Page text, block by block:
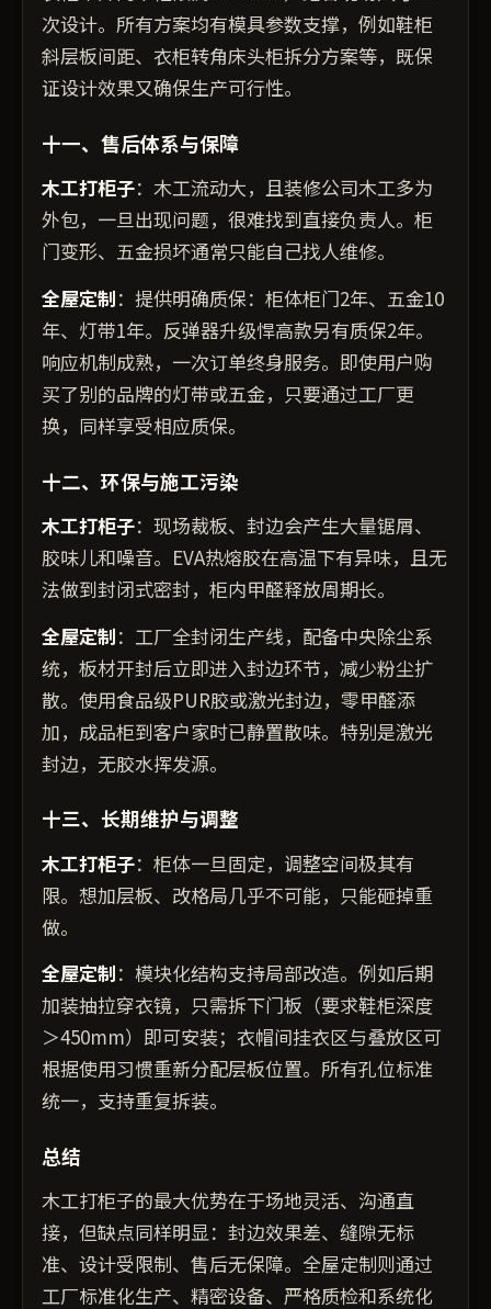
次设计。所有方案均有模具参数支撑，例如鞋柜
斜层板间距、衣柜转角床头柜拆分方案等，既保
证设计效果又确保生产可行性。
十一、售后体系与保障
木工打柜子：木工流动大，且装修公司木工多为
外包，一旦出现问题，很难找到直接负责人。柜
门变形、五金损坏通常只能自己找人维修。
全屋定制：提供明确质保：柜体柜门2年、五金10
年、灯带1年。反弹器升级悍高款另有质保2年。
响应机制成熟，一次订单终身服务。即使用户购
买了别的品牌的灯带或五金，只要通过工厂更
换，同样享受相应质保。
十二、环保与施工污染
木工打柜子：现场裁板、封边会产生大量锯屑、
胶味儿和噪音。EVA热熔胶在高温下有异味，且无
法做到封闭式密封，柜内甲醛释放周期长。
全屋定制：工厂全封闭生产线，配备中央除尘系
统，板材开封后立即进入封边环节，减少粉尘扩
散。使用食品级PUR胶或激光封边，零甲醛添
加，成品柜到客户家时已静置散味。特别是激光
封边，无胶水挥发源。
十三、长期维护与调整
木工打柜子：柜体一旦固定，调整空间极其有
限。想加层板、改格局几乎不可能，只能砸掉重
做。
全屋定制：模块化结构支持局部改造。例如后期
加装抽拉穿衣镜，只需拆下门板（要求鞋柜深度
＞450mm）即可安装；衣帽间挂衣区与叠放区可
根据使用习惯重新分配层板位置。所有孔位标准
统一，支持重复拆装。
总结
木工打柜子的最大优势在于场地灵活、沟通直
接，但缺点同样明显：封边效果差、缝隙无标
准、设计受限制、售后无保障。全屋定制则通过
工厂标准化生产、精密设备、严格质检和系统化